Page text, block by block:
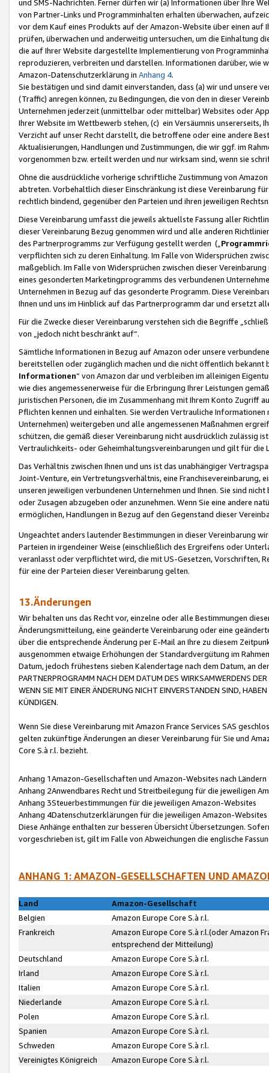
und SMS-Nachrichten. Ferner dürfen wir (a) Informationen über Ihre
von Partner-Links und Programminhalten erhalten überwachen,
vor dem Kauf eines Produkts auf der Amazon-Website über einen
prüfen, überwachen und anderweitig untersuchen, um die Einhaltung
die auf Ihrer Website dargestellte Implementierung von
reproduzieren, verbreiten und darstellen. Informationen darüber, wie
Amazon-Datenschutzerklärung in Anhang 4.
Sie bestätigen und sind damit einverstanden, dass (a) wir und
(Traffic) anregen können, zu Bedingungen, die von den in dieser
Unternehmen jederzeit (unmittelbar oder mittelbar) Websites oder
Ihrer Website im Wettbewerb stehen, (c) ein Versäumnis unsererseits,
Verzicht auf unser Recht darstellt, die betroffene oder eine andere
Aktualisierungen, Handlungen und Zustimmungen, die wir ggf. im
vorgenommen bzw. erteilt werden und nur wirksam sind, wenn sie
Ohne die ausdrückliche vorherige schriftliche Zustimmung von
abtreten. Vorbehaltlich dieser Einschränkung ist diese Vereinbarung
rechtlich bindend, gegenüber den Parteien und ihren jeweiligen
Diese Vereinbarung umfasst die jeweils aktuellste Fassung aller
dieser Vereinbarung Bezug genommen wird und alle anderen
des Partnerprogramms zur Verfügung gestellt werden („
verpflichten sich zu deren Einhaltung. Im Falle von Widersprüchen
maßgeblich. Im Falle von Widersprüchen zwischen dieser
eines gesonderten Marketingprogramms des verbundenen
Unternehmen in Bezug auf das gesonderte Programm. Diese
Ihnen und uns im Hinblick auf das Partnerprogramm dar und ersetzt
Für die Zwecke dieser Vereinbarung verstehen sich die Begriffe
von „jedoch nicht beschränkt auf“.
Sämtliche Informationen in Bezug auf Amazon oder unsere
bereitstellen oder zugänglich machen und die nicht öffentlich
Informationen“ von Amazon dar und verbleiben im alleinigen
wie dies angemessenerweise für die Erbringung Ihrer Leistungen
juristischen Personen, die im Zusammenhang mit Ihrem Konto
Pflichten kennen und einhalten. Sie werden Vertrauliche
Unternehmen) weitergeben und alle angemessenen Maßnahmen
schützen, die gemäß dieser Vereinbarung nicht ausdrücklich zulässig
Vertraulichkeits- oder Geheimhaltungsvereinbarungen und gilt für die
Das Verhältnis zwischen Ihnen und uns ist das unabhängiger
Joint-Venture, ein Vertretungsverhältnis, eine Franchisevereinbarung,
unseren jeweiligen verbundenen Unternehmen und Ihnen. Sie sind
oder Zusagen abzugeben oder anzunehmen. Wenn Sie eine andere
ermöglichen, Handlungen in Bezug auf den Gegenstand dieser
Ungeachtet anders lautender Bestimmungen in dieser Vereinbarung
Parteien in irgendeiner Weise (einschließlich des Ergreifens oder
veranlasst oder verpflichtet wird, die mit US-Gesetzen, Vorschriften,
für eine der Parteien dieser Vereinbarung gelten.
13.Änderungen
Wir behalten uns das Recht vor, einzelne oder alle Bestimmungen
Änderungsmitteilung, eine geänderte Vereinbarung oder eine
über die entsprechende Änderung per E-Mail an Ihre zu diesem
ausgenommen etwaige Erhöhungen der Standardvergütung im
Datum, jedoch frühestens sieben Kalendertage nach dem Datum, an
PARTNERPROGRAMM NACH DEM DATUM DES WIRKSAMWERDENS
WENN SIE MIT EINER ÄNDERUNG NICHT EINVERSTANDEN SIND,
KÜNDIGEN.
Wenn Sie diese Vereinbarung mit Amazon France Services SAS
gelten zukünftige Änderungen an dieser Vereinbarung für Sie und
Core S.à r.l. bezieht.
Anhang 1Amazon-Gesellschaften und Amazon-Websites nach Ländern
Anhang 2Anwendbares Recht und Streitbeilegung für die jeweiligen
Anhang 3Steuerbestimmungen für die jeweiligen Amazon-Websites
Anhang 4Datenschutzerklärungen für die jeweiligen Amazon-Websites
Diese Anhänge enthalten zur besseren Übersicht Übersetzungen.
vorgeschrieben ist, gilt im Falle von Abweichungen die englische
ANHANG 1: AMAZON-GESELLSCHAFTEN UND
Land
Amazon-Gesellschaft
Belgien
Amazon Europe Core S.à r.l.
Frankreich
Amazon Europe Core S.à r.l.(oder Amazon
entsprechend der Mitteilung)
Deutschland
Amazon Europe Core S.à r.l.
Irland
Amazon Europe Core S.à r.l.
Italien
Amazon Europe Core S.à r.l.
Niederlande
Amazon Europe Core S.à r.l.
Polen
Amazon Europe Core S.à r.l.
Spanien
Amazon Europe Core S.à r.l.
Schweden
Amazon Europe Core S.à r.l.
Vereinigtes Königreich
Amazon Europe Core S.à r.l.